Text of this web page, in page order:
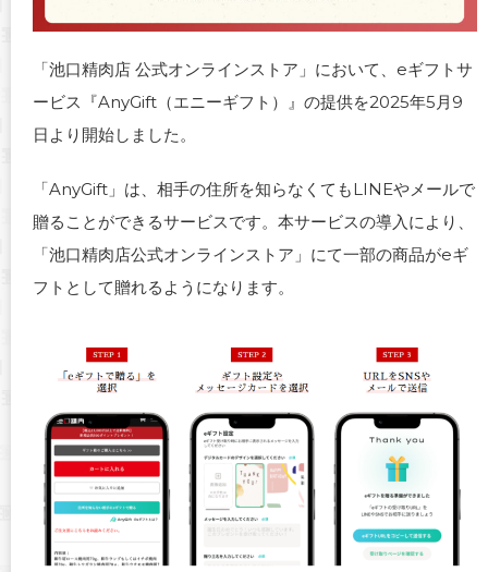
「池口精肉店 公式オンラインストア 」において、eギフトサ
ービス『AnyGift（エニーギフト）』の提供を2025年5月9
日より開始しました。
「AnyGift」は、相手の住所を知らなくてもLINEやメールで
贈ることができるサービスです。本サービスの導入により、
「池口精肉店公式オンラインストア」にて一部の商品がeギ
フトとして贈れるようになります。